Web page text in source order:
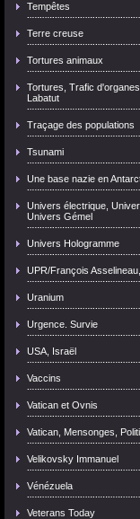
Tempêtes
Terre creuse
Tortures animaux
Tortures, Trafic
Labatut
Traçage des populations
Tsunami
Une base nazie en
Univers électrique,
Univers Gémel
Univers Hologramme
UPR/François
Uranium
Urgence. Survie
USA, Israël
Vaccins
Vatican et Ovnis
Vatican, Mensonges,
Velikovsky Immanuel
Vénézuela
Veterans Today